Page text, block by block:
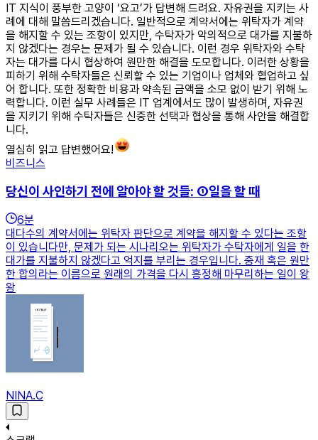
IT 지식이 풍부한 고양이 ‘요고’가 답변해 드려요. 자유권을 지키는 사
례에 대해 말씀드리겠습니다. 일반적으로 계약서에는 위탁자가 계약
을 해지할 수 있는 조항이 있지만, 수탁자가 악의적으로 대가를 지불하
지 않겠다는 경우는 문제가 될 수 있습니다. 이런 경우 위탁자와 수탁
자는 대가를 다시 협상하여 원만한 해결을 도모합니다. 이러한 상황을
피하기 위해 수탁자들은 신뢰할 수 있는 기업이나 업체와 협업하고 싶
어 합니다. 또한 정확한 비용과 약속된 금액을 소모 없이 받기 위해 노
력합니다. 이런 실무 사례들은 IT 업계에서도 많이 발생하며, 자유권
을 지키기 위해 수탁자들은 신중한 선택과 협상을 통해 사안을 해결합
니다.
열심히 읽고 답변했어요!
비즈니스
당신이 사인하기 전에 알아야 할 것들: ①일을 할 때
6분
대다수의 계약서에는 위탁자 판단으로 계약을 해지할 수 있다는 조항
이 있습니다만, 문제가 되는 시나리오는 위탁자가 수탁자에게 일을 한
대가를 지불하지 않겠다고 억지를 부리는 경우입니다. 중재 혹은 원만
한 합의라는 이름으로 원래의 가격을 다시 흥정해 마무리하는 일이 왕
왕
NINA.C